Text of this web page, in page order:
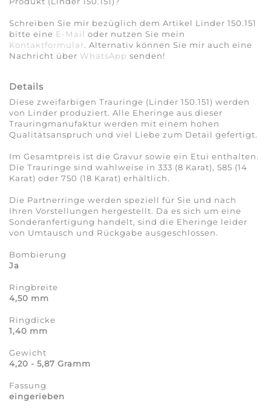
Schreiben Sie mir bezüglich dem Artikel Linder 150.151
bitte eine E-Mail oder nutzen Sie mein
Kontaktformular. Alternativ können Sie mir auch eine
Nachricht über WhatsApp senden!
Details
Diese zweifarbigen Trauringe (Linder 150.151) werden
von Linder produziert. Alle Eheringe aus dieser
Trauringmanufaktur werden mit einem hohen
Qualitätsanspruch und viel Liebe zum Detail gefertigt.
Im Gesamtpreis ist die Gravur sowie ein Etui enthalten.
Die Trauringe sind wahlweise in 333 (8 Karat), 585 (14
Karat) oder 750 (18 Karat) erhältlich.
Die Partnerringe werden speziell für Sie und nach
Ihren Vorstellungen hergestellt. Da es sich um eine
Sonderanfertigung handelt, sind die Eheringe leider
von Umtausch und Rückgabe ausgeschlossen.
Bombierung
Ja
Ringbreite
4,50 mm
Ringdicke
1,40 mm
Gewicht
4,20 - 5,87 Gramm
Fassung
eingerieben